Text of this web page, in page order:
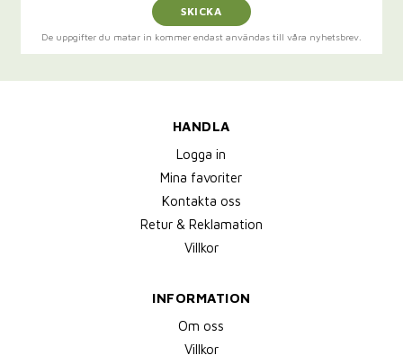
SKICKA
De uppgifter du matar in kommer endast användas till våra nyhetsbrev.
HANDLA
Logga in
Mina favoriter
Kontakta oss
Retur & Reklamation
Villkor
INFORMATION
Om oss
Villkor